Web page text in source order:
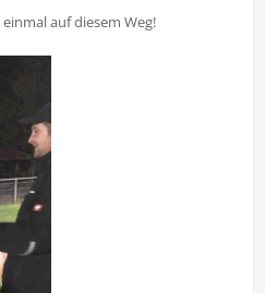
auf diesem Weg!